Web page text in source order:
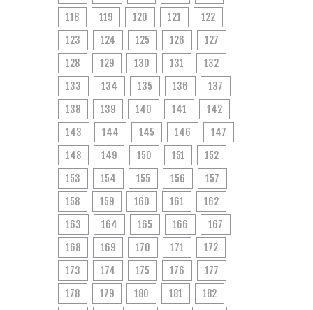
118
119 120 121
122
123
124 125 126
127
128
129 130 131
132
133
134 135 136
137
138
139 140 141
142
143
144 145 146
147
148
149 150 151
152
153
154 155 156
157
158
159 160 161
162
163
164 165 166
167
168
169 170 171
172
173
174 175 176
177
178
179 180 181
182